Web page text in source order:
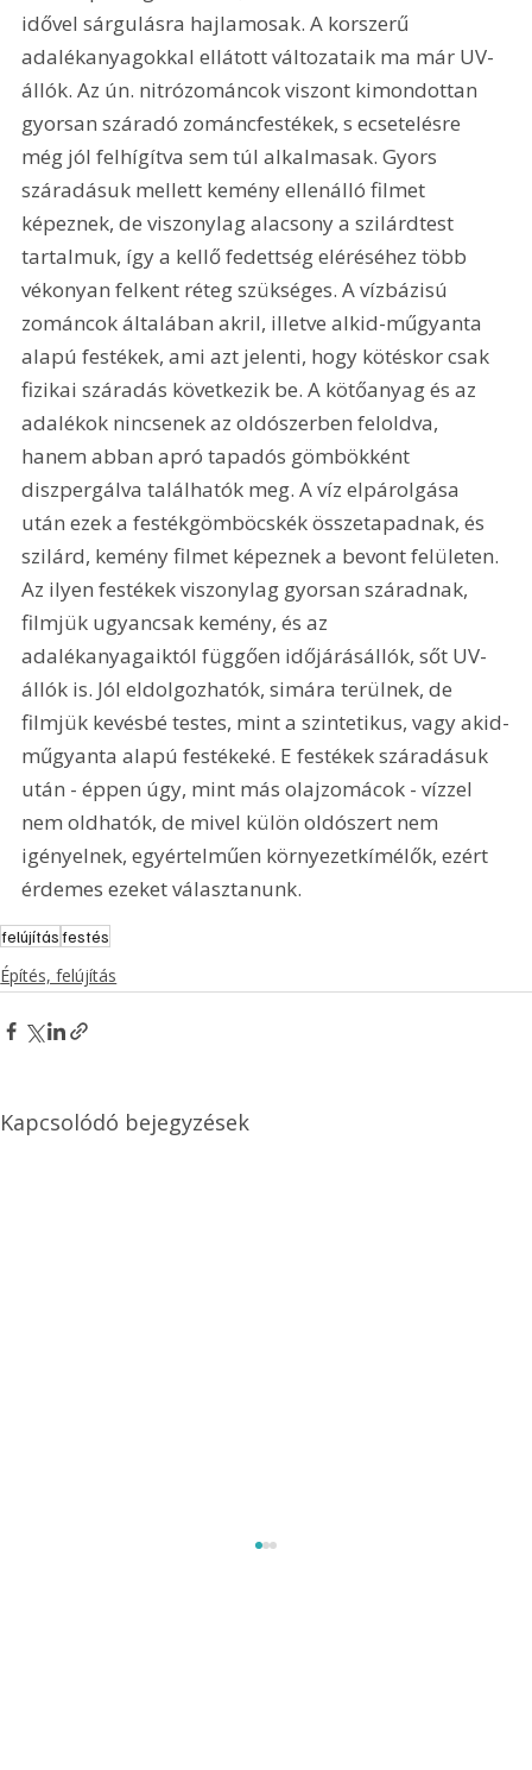
idővel sárgulásra hajlamosak. A korszerű
adalékanyagokkal ellátott változataik ma már UV-
állók. Az ún. nitrózománcok viszont kimondottan
gyorsan száradó zománcfestékek, s ecsetelésre
még jól felhígítva sem túl alkalmasak. Gyors
száradásuk mellett kemény ellenálló filmet
képeznek, de viszonylag alacsony a szilárdtest
tartalmuk, így a kellő fedettség eléréséhez több
vékonyan felkent réteg szükséges. A vízbázisú
zománcok általában akril, illetve alkid-műgyanta
alapú festékek, ami azt jelenti, hogy kötéskor csak
fizikai száradás következik be. A kötőanyag és az
adalékok nincsenek az oldószerben feloldva,
hanem abban apró tapadós gömbökként
diszpergálva találhatók meg. A víz elpárolgása
után ezek a festékgömböcskék összetapadnak, és
szilárd, kemény filmet képeznek a bevont felületen.
Az ilyen festékek viszonylag gyorsan száradnak,
filmjük ugyancsak kemény, és az
adalékanyagaiktól függően időjárásállók, sőt UV-
állók is. Jól eldolgozhatók, simára terülnek, de
filmjük kevésbé testes, mint a szintetikus, vagy akid-
műgyanta alapú festékeké. E festékek száradásuk
után - éppen úgy, mint más olajzomácok - vízzel
nem oldhatók, de mivel külön oldószert nem
igényelnek, egyértelműen környezetkímélők, ezért
érdemes ezeket választanunk.
felújításfestés
Építés, felújítás
Kapcsolódó bejegyzések